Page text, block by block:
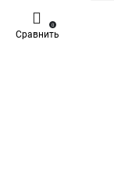
Сравнить
0